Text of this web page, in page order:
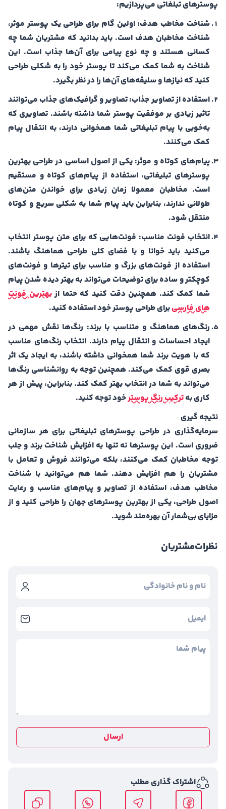
پوسترهای تبلغاتی می‌پردازیم:
شناخت مخاطب هدف: اولین گام برای طراحی یک پوستر موثر،
شناخت مخاطبان هدف است. باید بدانید که مشتریان شما چه
کسانی هستند و چه نوع پیامی برای آن‌ها جذاب است. این
شناخت به شما کمک می‌کند تا پوستر خود را به شکلی طراحی
کنید که نیازها و سلیقه‌های آن‌ها را در نظر بگیرد.
استفاده از تصاویر جذاب: تصاویر و گرافیک‌های جذاب می‌توانند
تاثیر زیادی بر موفقیت پوستر شما داشته باشند. تصاویری که
به‌خوبی با پیام تبلیغاتی شما همخوانی دارند، به انتقال پیام
کمک می‌کنند.
پیام‌های کوتاه و موثر: یکی از اصول اساسی در طراحی بهترین
پوسترهای تبلیغاتی، استفاده از پیام‌های کوتاه و مستقیم
است. مخاطبان معمولا زمان زیادی برای خواندن متن‌های
طولانی ندارند، بنابراین باید پیام شما به شکلی سریع و کوتاه
منتقل شود.
انتخاب فونت مناسب: فونت‌هایی که برای متن پوستر انتخاب
می‌کنید باید خوانا و با فضای کلی طراحی هماهنگ باشند.
استفاده از فونت‌های بزرگ و مناسب برای تیترها و فونت‌های
کوچکتر و ساده برای توضیحات می‌تواند به بهتر دیده شدن پیام
شما کمک کند. همچنین دقت کنید که حتما ازبهترین فونت
های فارسیبرای طراحی پوستر خود استفاده کنید.
رنگ‌های هماهنگ و متناسب با برند: رنگ‌ها نقش مهمی در
ایجاد احساسات و انتقال پیام دارند. انتخاب رنگ‌های مناسب
که با هویت برند شما همخوانی داشته باشند، به ایجاد یک اثر
بصری قوی کمک می‌کند. همچنین توجه به روانشناسی رنگ‌ها
می‌تواند به شما در انتخاب بهتر کمک کند. بنابراین، پیش از هر
کاری بهترکیب رنگ پوسترخود توجه کنید.
نتیجه‌ گیری
سرمایه‌گذاری در طراحی پوسترهای تبلیغاتی برای هر سازمانی
ضروری است. این پوسترها نه تنها به افزایش شناخت برند و جلب
توجه مخاطبان کمک می‌کنند، بلکه می‌توانند فروش و تعامل با
مشتریان را هم افزایش دهند. شما هم می‌توانید با شناخت
مخاطب هدف، استفاده از تصاویر و پیام‌های مناسب و رعایت
اصول طراحی، یکی از بهترین پوسترهای جهان را طراحی کنید و از
مزایای بی‌شمار آن بهره‌مند شوید.
نظراتمشتریان
ارسال
اشتراک گذاری مطلب